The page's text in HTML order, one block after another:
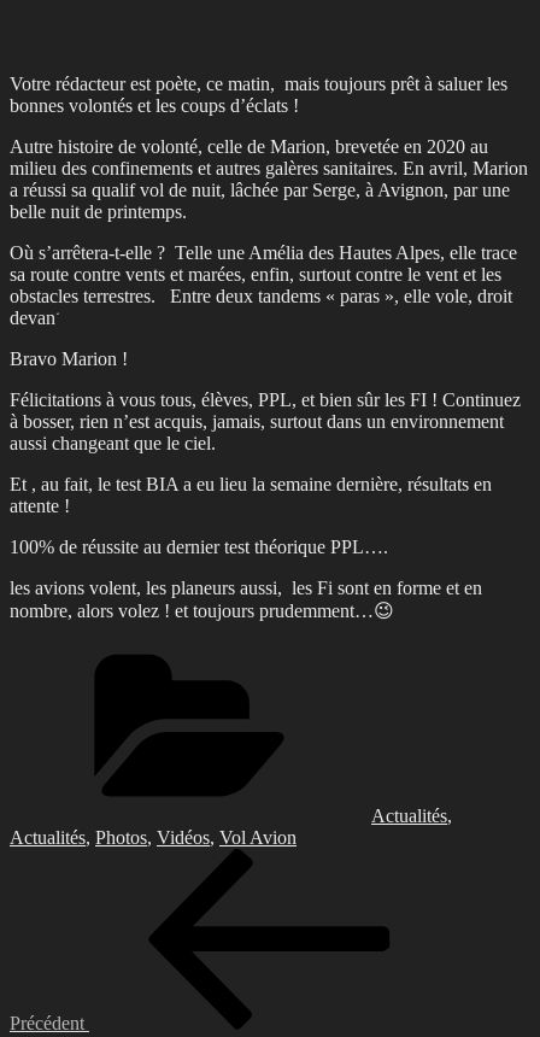
Votre rédacteur est poète, ce matin, mais toujours prêt à saluer les
bonnes volontés et les coups d’éclats !
Autre histoire de volonté, celle de Marion, brevetée en 2020 au
milieu des confinements et autres galères sanitaires. En avril, Marion
a réussi sa qualif vol de nuit, lâchée par Serge, à Avignon, par une
belle nuit de printemps.
Où s’arrêtera-t-elle ? Telle une Amélia des Hautes Alpes, elle trace
sa route contre vents et marées, enfin, surtout contre le vent et les
obstacles terrestres. Entre deux tandems « paras », elle vole, droit
devant.
Bravo Marion !
Félicitations à vous tous, élèves, PPL, et bien sûr les FI ! Continuez
à bosser, rien n’est acquis, jamais, surtout dans un environnement
aussi changeant que le ciel.
Et , au fait, le test BIA a eu lieu la semaine dernière, résultats en
attente !
100% de réussite au dernier test théorique PPL….
les avions volent, les planeurs aussi, les Fi sont en forme et en
nombre, alors volez ! et toujours prudemment…😉
Actualités,
Actualités, Photos, Vidéos, Vol Avion
Précédent